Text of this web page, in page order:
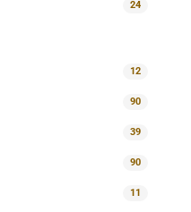
24
12
90
39
90
11